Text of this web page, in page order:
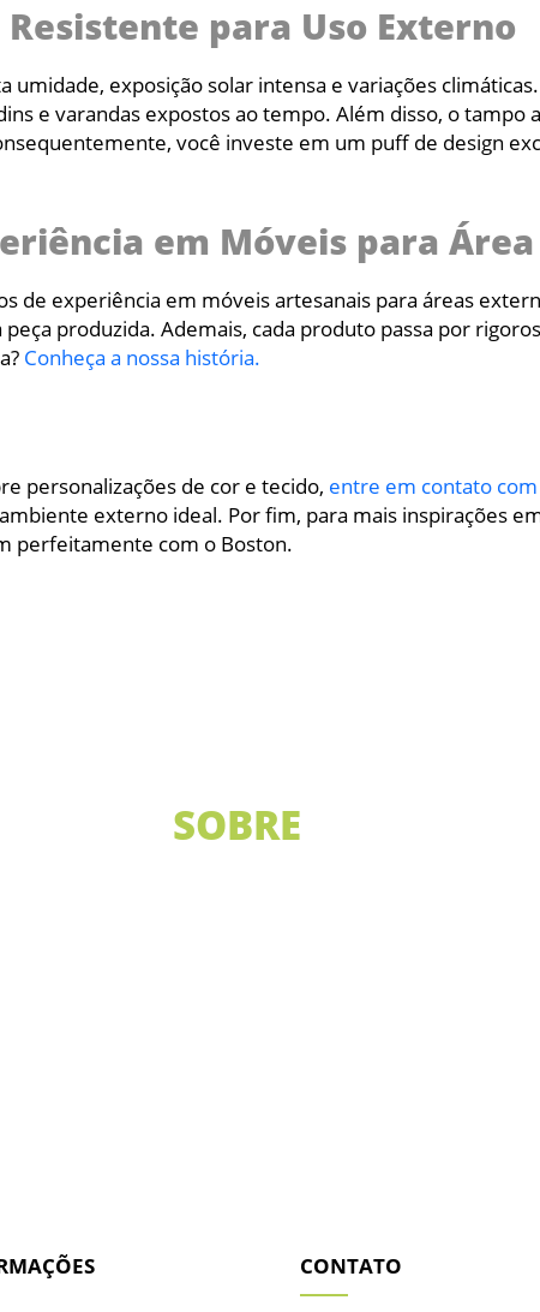
para Uso Externo
umidade, exposição solar intensa e variações
e varandas expostos ao tempo. Além disso, o tampo
você investe em um puff de design
em Móveis para
de experiência em móveis artesanais para áreas
produzida. Ademais, cada produto passa por
Conheça a nossa história.
personalizações de cor e tecido, entre em contato
externo ideal. Por fim, para mais inspirações
perfeitamente com o Boston.
SOBRE
CONTATO